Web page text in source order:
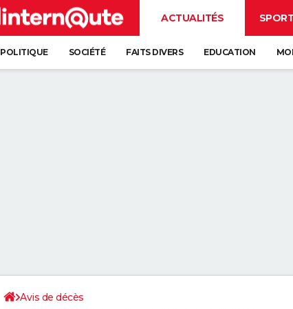
ACTUALITÉS SPORT
POLITIQUE SOCIÉTÉ FAITS DIVERS EDUCATION
Avis de décès